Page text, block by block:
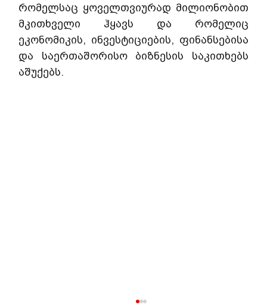
რომელსაც ყოველთვიურად მილიონობით
მკითხველი ჰყავს და რომელიც
ეკონომიკის, ინვესტიციების, ფინანსებისა
და საერთაშორისო ბიზნესის საკითხებს
აშუქებს.